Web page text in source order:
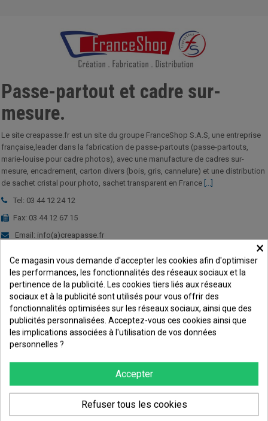
Passe-partout et cadre sur-
mesure.
Le site creapasse.fr est un site du groupe FranceShop S.A.S, une entreprise
française,leader dans la fabrication de passe-partouts (passe-partouts,
marie-louise pour cadre photos), avec une manufacture de cadres sur-
mesure, encadrement, carton divers (bois, gris, cannelure) et une distribution
de sachet cristal pour photo, sachet transparent en France [...]
Tel: 03 44 12 24 12
Fax: 03 44 12 67 15
Email: info(a)creapasse.fr
60540 Bornel (France)
SUIVEZ-NOUS
RECEVEZ NOS OFFRES SPÉCIALES!
×
Ce magasin vous demande d'accepter les cookies afin d'optimiser
les performances, les fonctionnalités des réseaux sociaux et la
pertinence de la publicité. Les cookies tiers liés aux réseaux
sociaux et à la publicité sont utilisés pour vous offrir des
fonctionnalités optimisées sur les réseaux sociaux, ainsi que des
publicités personnalisées. Acceptez-vous ces cookies ainsi que
les implications associées à l'utilisation de vos données
personnelles ?
Accepter
Refuser tous les cookies